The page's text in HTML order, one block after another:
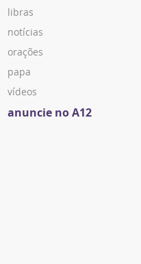
libras
notícias
orações
papa
vídeos
anuncie no A12